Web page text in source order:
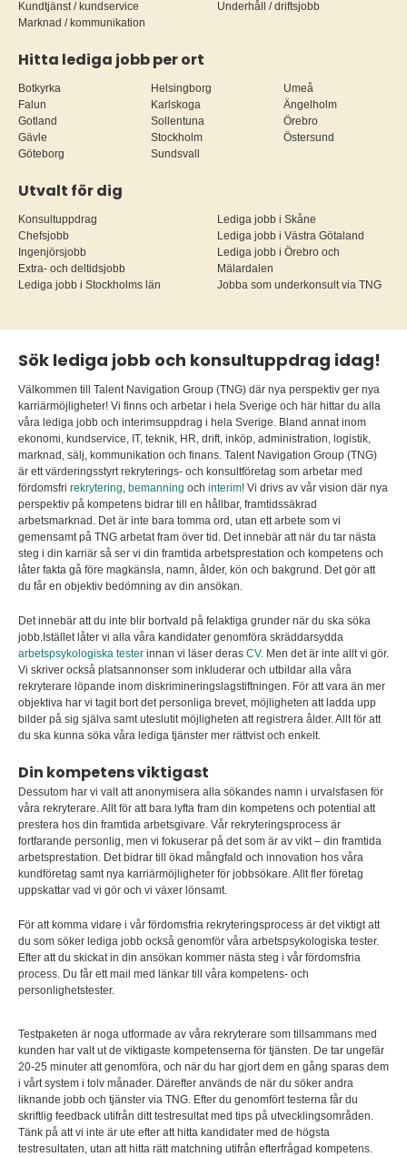
Kundtjänst / kundservice
Marknad / kommunikation
Underhåll / driftsjobb
Hitta lediga jobb per ort
Botkyrka
Falun
Gotland
Gävle
Göteborg
Helsingborg
Karlskoga
Sollentuna
Stockholm
Sundsvall
Umeå
Ängelholm
Örebro
Östersund
Utvalt för dig
Konsultuppdrag
Chefsjobb
Ingenjörsjobb
Extra- och deltidsjobb
Lediga jobb i Stockholms län
Lediga jobb i Skåne
Lediga jobb i Västra Götaland
Lediga jobb i Örebro och
Mälardalen
Jobba som underkonsult via TNG
Sök lediga jobb och konsultuppdrag idag!
Välkommen till Talent Navigation Group (TNG) där nya perspektiv ger nya
karriärmöjligheter! Vi finns och arbetar i hela Sverige och här hittar du alla
våra lediga jobb och interimsuppdrag i hela Sverige. Bland annat inom
ekonomi, kundservice, IT, teknik, HR, drift, inköp, administration, logistik,
marknad, sälj, kommunikation och finans. Talent Navigation Group (TNG)
är ett värderingsstyrt rekryterings- och konsultföretag som arbetar med
fördomsfri rekrytering, bemanning och interim! Vi drivs av vår vision där nya
perspektiv på kompetens bidrar till en hållbar, framtidssäkrad
arbetsmarknad. Det är inte bara tomma ord, utan ett arbete som vi
gemensamt på TNG arbetat fram över tid. Det innebär att när du tar nästa
steg i din karriär så ser vi din framtida arbetsprestation och kompetens och
låter fakta gå före magkänsla, namn, ålder, kön och bakgrund. Det gör att
du får en objektiv bedömning av din ansökan.
Det innebär att du inte blir bortvald på felaktiga grunder när du ska söka
jobb.Istället låter vi alla våra kandidater genomföra skräddarsydda
arbetspsykologiska tester innan vi läser deras CV. Men det är inte allt vi gör.
Vi skriver också platsannonser som inkluderar och utbildar alla våra
rekryterare löpande inom diskrimineringslagstiftningen. För att vara än mer
objektiva har vi tagit bort det personliga brevet, möjligheten att ladda upp
bilder på sig själva samt uteslutit möjligheten att registrera ålder. Allt för att
du ska kunna söka våra lediga tjänster mer rättvist och enkelt.
Din kompetens viktigast
Dessutom har vi valt att anonymisera alla sökandes namn i urvalsfasen för
våra rekryterare. Allt för att bara lyfta fram din kompetens och potential att
prestera hos din framtida arbetsgivare. Vår rekryteringsprocess är
fortfarande personlig, men vi fokuserar på det som är av vikt – din framtida
arbetsprestation. Det bidrar till ökad mångfald och innovation hos våra
kundföretag samt nya karriärmöjligheter för jobbsökare. Allt fler företag
uppskattar vad vi gör och vi växer lönsamt.
För att komma vidare i vår fördomsfria rekryteringsprocess är det viktigt att
du som söker lediga jobb också genomför våra arbetspsykologiska tester.
Efter att du skickat in din ansökan kommer nästa steg i vår fördomsfria
process. Du får ett mail med länkar till våra kompetens- och
personlighetstester.
Testpaketen är noga utformade av våra rekryterare som tillsammans med
kunden har valt ut de viktigaste kompetenserna för tjänsten. De tar ungefär
20-25 minuter att genomföra, och när du har gjort dem en gång sparas dem
i vårt system i tolv månader. Därefter används de när du söker andra
liknande jobb och tjänster via TNG. Efter du genomfört testerna får du
skriftlig feedback utifrån ditt testresultat med tips på utvecklingsområden.
Tänk på att vi inte är ute efter att hitta kandidater med de högsta
testresultaten, utan att hitta rätt matchning utifrån efterfrågad kompetens.